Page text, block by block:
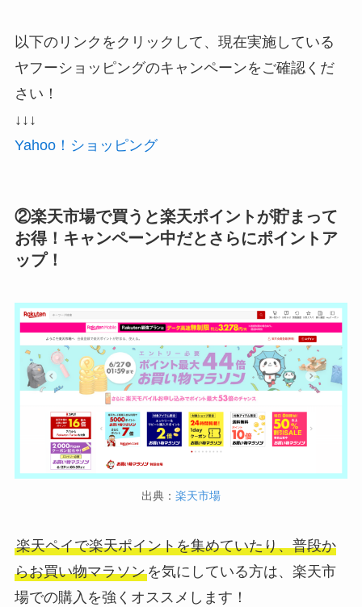
以下のリンクをクリックして、現在実施している
ヤフーショッピングのキャンペーンをご確認くだ
さい！
↓↓↓
Yahoo！ショッピング
②楽天市場で買うと楽天ポイントが貯まって
お得！キャンペーン中だとさらにポイントア
ップ！
出典： 楽天市場
楽天ペイで楽天ポイントを集めていたり、普段か
らお買い物マラソンを気にしている方は、楽天市
場での購入を強くオススメします！